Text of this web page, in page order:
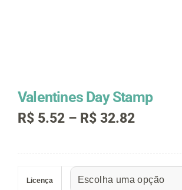
Valentines Day Stamp
R$ 5.52 – R$ 32.82Faixa
através
R$ 32.82
Licença
Stamp